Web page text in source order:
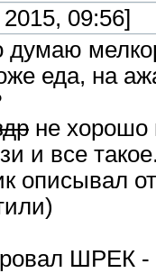
09:56]
думаю
еда, на
не хорошо
и все
описывал
ШРЕК -